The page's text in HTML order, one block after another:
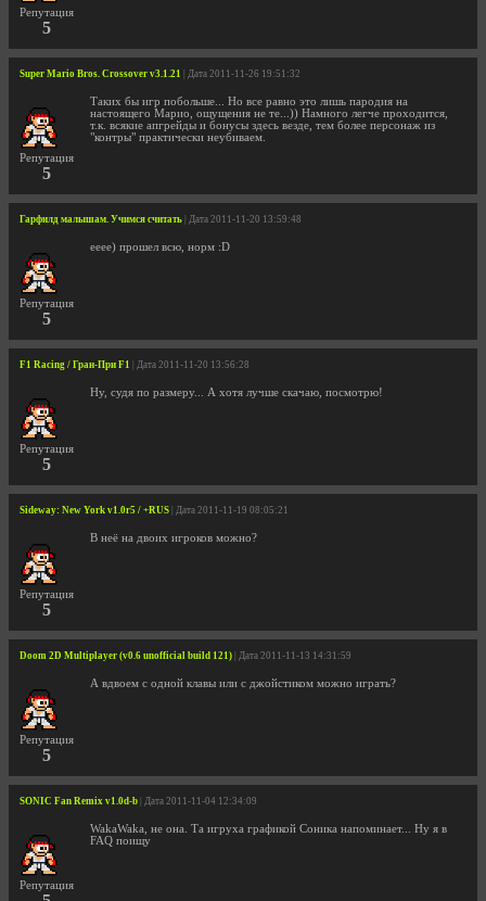
Репутация
5
Super Mario Bros. Crossover v3.1.21 | Дата 2011-11-26 19:51:32
Репутация
5
Таких бы игр побольше... Но все равно это лишь пародия на
настоящего Марио, ощущения не те...)) Намного легче проходится,
т.к. всякие апгрейды и бонусы здесь везде, тем более персонаж из
"контры" практически неубиваем.
Гарфилд малышам. Учимся считать | Дата 2011-11-20 13:59:48
Репутация
5
ееее) прошел всю, норм :D
F1 Racing / Гран-При F1 | Дата 2011-11-20 13:56:28
Репутация
5
Ну, судя по размеру... А хотя лучше скачаю, посмотрю!
Sideway: New York v1.0r5 / +RUS | Дата 2011-11-19 08:05:21
Репутация
5
В неё на двоих игроков можно?
Doom 2D Multiplayer (v0.6 unofficial build 121) | Дата 2011-11-13 14:31:59
Репутация
5
А вдвоем с одной клавы или с джойстиком можно играть?
SONIC Fan Remix v1.0d-b | Дата 2011-11-04 12:34:09
Репутация
WakaWaka, не она. Та игруха графикой Соника напоминает... Ну я в
FAQ поищу